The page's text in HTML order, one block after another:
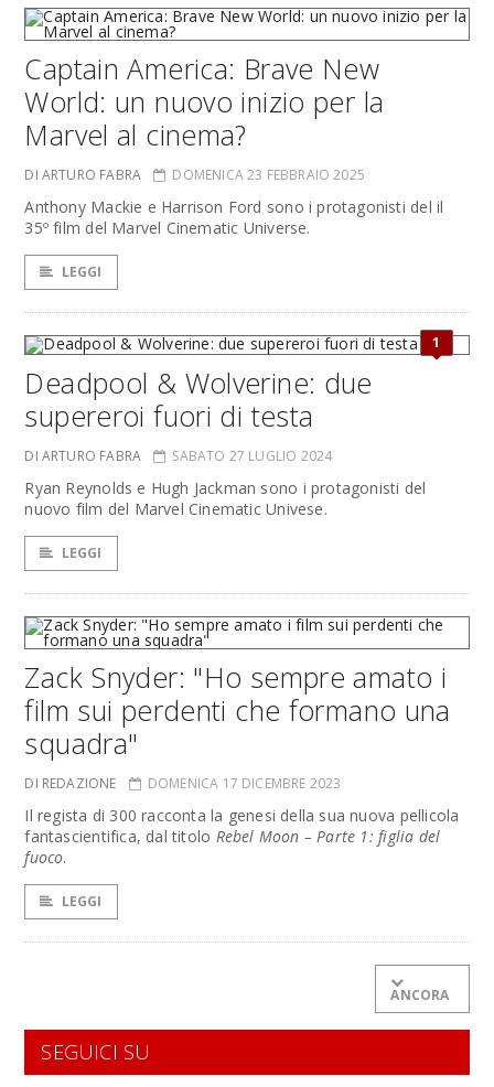
Captain America: Brave New
World: un nuovo inizio per la
Marvel al cinema?
DI ARTURO FABRA DOMENICA 23 FEBBRAIO 2025
Anthony Mackie e Harrison Ford sono i protagonisti del il
35º film del Marvel Cinematic Universe.
LEGGI
1
Deadpool & Wolverine: due
supereroi fuori di testa
DI ARTURO FABRA SABATO 27 LUGLIO 2024
Ryan Reynolds e Hugh Jackman sono i protagonisti del
nuovo film del Marvel Cinematic Univese.
LEGGI
Zack Snyder: "Ho sempre amato i
film sui perdenti che formano una
squadra"
DI REDAZIONE DOMENICA 17 DICEMBRE 2023
Il regista di 300 racconta la genesi della sua nuova pellicola
fantascientifica, dal titolo Rebel Moon – Parte 1: figlia del
fuoco.
LEGGI
ANCORA
SEGUICI SU